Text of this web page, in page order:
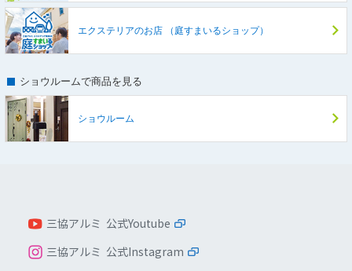
エクステリアのお店（庭すまいるショップ）
ショウルームで商品を見る
ショウルーム
三協アルミ 公式Youtube
三協アルミ 公式Instagram